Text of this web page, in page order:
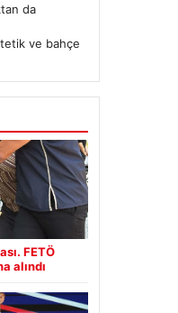
da
ve bahçe
FETÖ
alındı